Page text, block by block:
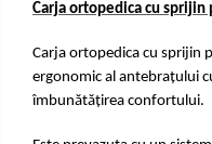
Carja ortopedica cu sprijin
Carja ortopedica cu sprijin
ergonomic al antebrațului
îmbunătățirea confortului.